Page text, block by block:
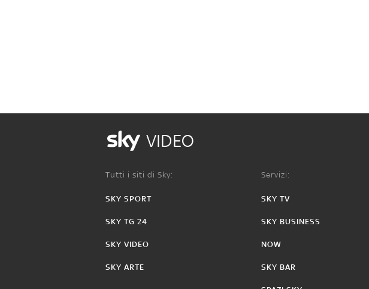
VIDEO
Tutti i siti di Sky:
SKY SPORT
SKY TG 24
SKY VIDEO
SKY ARTE
Servizi:
SKY TV
SKY BUSINESS
NOW
SKY BAR